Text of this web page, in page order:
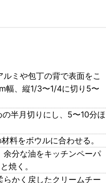
ミや包丁の背で表面をこ
幅、縦1/3〜1/4に切り5〜
半月切りにし、5〜10分ほ
をボウルに合わせる。
分な油をキッチンペーパ
焼く。
かく戻したクリームチー